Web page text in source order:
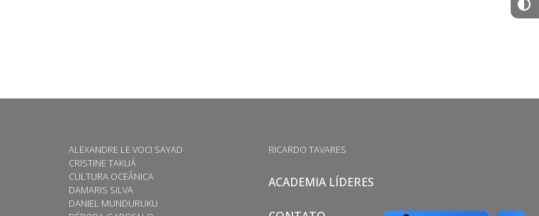
ALEXANDRE LE VOCI SAYAD
CRISTINE TAKUÁ
CULTURA OCEÂNICA
DAMARIS SILVA
DANIEL MUNDURUKU
RICARDO TAVARES
ACADEMIA LÍDERES